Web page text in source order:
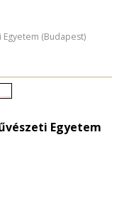
Egyetem (Budapest)
Egyetem